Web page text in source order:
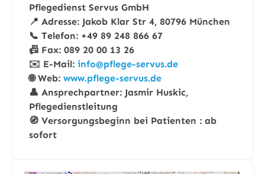
Pflegedienst Servus GmbH
📍 Adresse: Jakob Klar Str 4, 80796 München
📞 Telefon: +49 89 248 866 67
📠 Fax: 089 20 00 13 26
✉️ E-Mail: info@pflege-servus.de
🌐 Web: www.pflege-servus.de
👤 Ansprechpartner: Jasmir Huskic,
Pflegedienstleitung
🧭 Versorgungsbeginn bei Patienten : ab
sofort